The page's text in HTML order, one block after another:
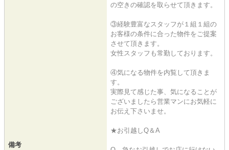
備考
の空きの確認を取らせて頂きます。
③経験豊富なスタッフが１組１組の
お客様の条件に合った物件をご提案
させて頂きます。
女性スタッフも常勤しております。
④気になる物件を内覧して頂きま
す。
実際見て感じた事、気になることが
ございましたら営業マンにお気軽に
お伝え下さいませ。
★お引越しQ＆A